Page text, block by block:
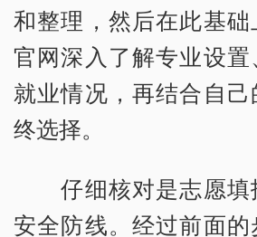
和整理，然后在此基
官网深入了解专业设置
就业情况，再结合自
终选择。
仔细核对是志愿填
安全防线。经过前面